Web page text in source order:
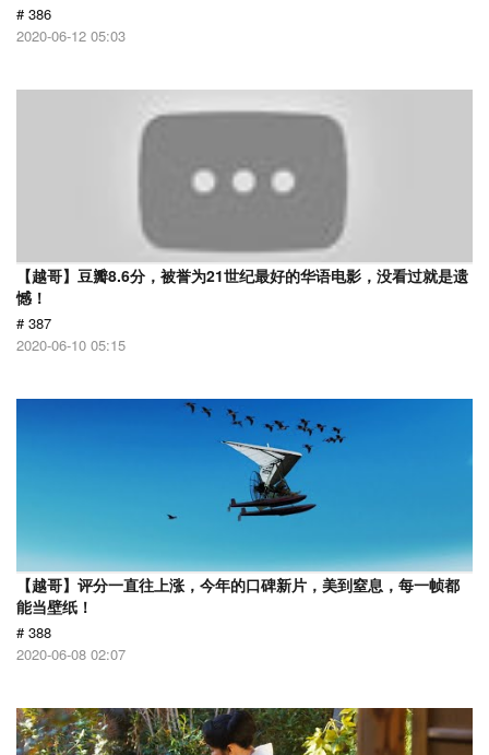
# 386
2020-06-12 05:03
【越哥】豆瓣8.6分，被誉为21世纪最好的华语电影，没看过就是遗
憾！
# 387
2020-06-10 05:15
【越哥】评分一直往上涨，今年的口碑新片，美到窒息，每一帧都
能当壁纸！
# 388
2020-06-08 02:07